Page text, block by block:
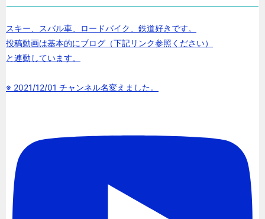
スキー、スバル車、ロードバイク、鉄道好きです。
投稿動画は基本的にブログ（下記リンク参照ください）
と連動しています。
※ 2021/12/01 チャンネル名変えました。